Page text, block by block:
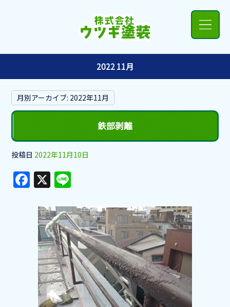
2022 11月
月別アーカイブ: 2022年11月
鉄部剥離
投稿日 2022年11月10日
F
a
c
e
b
o
o
k
X
e